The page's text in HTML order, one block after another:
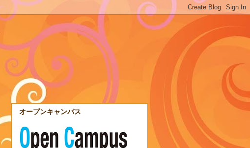
オープンキャンパス